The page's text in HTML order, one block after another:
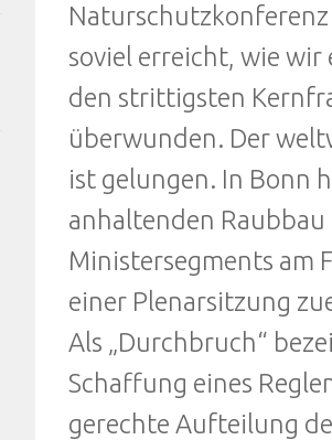
soviel erreicht, wie
den strittigsten
überwunden. Der
ist gelungen. In Bonn
anhaltenden Raubbau
Ministersegments am
einer Plenarsitzung
Als „Durchbruch“
Schaffung eines
gerechte Aufteilung